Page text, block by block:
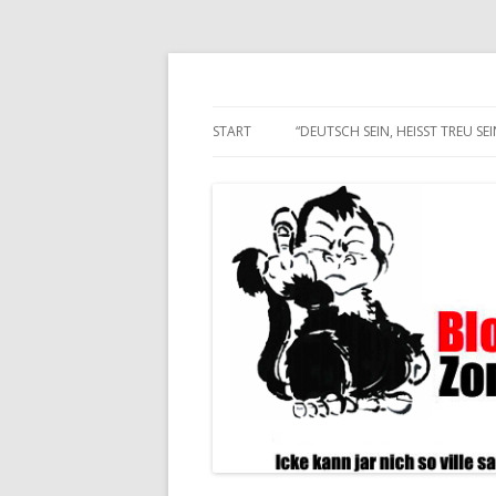
START “DEUTSCH SEIN, HEISST TREU